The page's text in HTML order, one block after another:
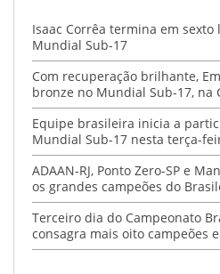
Isaac Corrêa termina em
Mundial Sub-17
Com recuperação brilhante,
bronze no Mundial Sub-17, na
Equipe brasileira inicia a
Mundial Sub-17 nesta terça-
ADAAN-RJ, Ponto Zero-SP e
os grandes campeões do
Terceiro dia do Campeonato
consagra mais oito campeões